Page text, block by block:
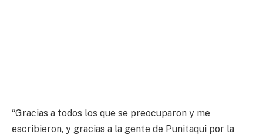
“Gracias a todos los que se preocuparon y me
escribieron, y gracias a la gente de Punitaqui por la